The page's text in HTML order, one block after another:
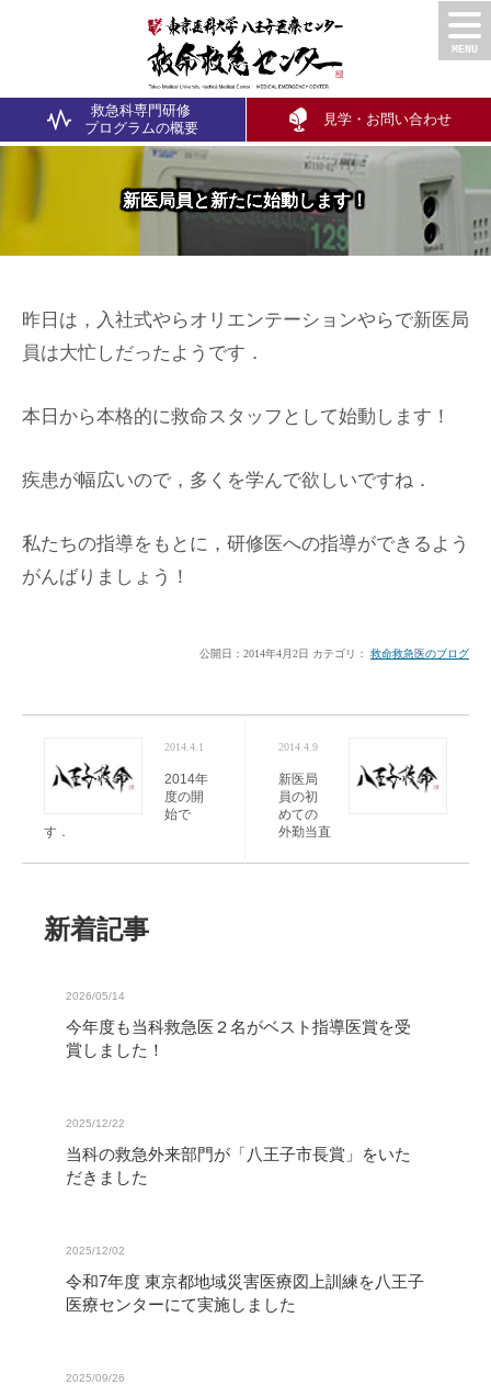
救急科専門研修
プログラムの概要
見学・お問い合わせ
新医局員と新たに始動します！
昨日は，入社式やらオリエンテーションやらで新医局
員は大忙しだったようです．
本日から本格的に救命スタッフとして始動します！
疾患が幅広いので，多くを学んで欲しいですね．
私たちの指導をもとに，研修医への指導ができるよう
がんばりましょう！
公開日： 2014年4月2日 カテゴリ： 救命救急医のブログ
2014.4.1
2014年
度の開
始で
す．
2014.4.9
新医局
員の初
めての
外勤当直
新着記事
2026/05/14
今年度も当科救急医２名がベスト指導医賞を受
賞しました！
2025/12/22
当科の救急外来部門が「八王子市長賞」をいた
だきました
2025/12/02
令和7年度 東京都地域災害医療図上訓練を八王子
医療センターにて実施しました
2025/09/26